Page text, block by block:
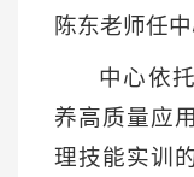
陈东老师任中
中心依
养高质量应
理技能实训